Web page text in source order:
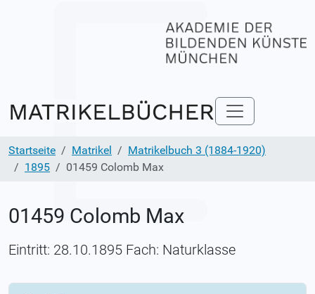
Startseite Matrikel
Matrikelbuch 3 (1884-1920)
1895
01459 Colomb Max
01459 Colomb Max
Eintritt: 28.10.1895 Fach: Naturklasse